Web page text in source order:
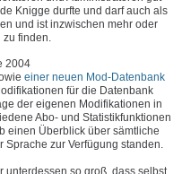
Knigge durfte und darf auch als
und ist inzwischen mehr oder
zu finden.
2004
einer neuen Mod-Datenbank
für die Datenbank
der eigenen Modifikationen in
Abo- und Statistikfunktionen
einen Überblick über sämtliche
Sprache zur Verfügung standen.
unterdessen so groß, dass selbst